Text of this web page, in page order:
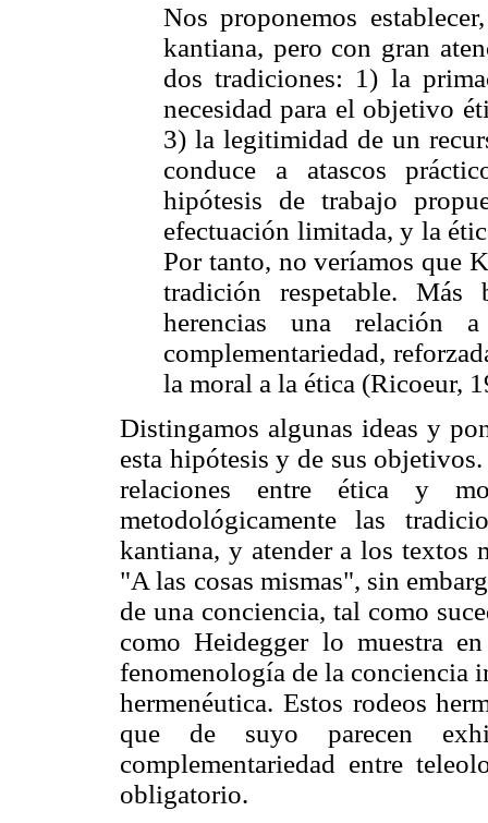
Nos proponemos
kantiana, pero con gran
dos tradiciones: 1) la
necesidad para el objetivo
3) la legitimidad de un
conduce a atascos
hipótesis de trabajo
efectuación limitada, y la
Por tanto, no veríamos que
tradición respetable. Más
herencias una
complementariedad,
la moral a la ética (Ricoeur,
Distingamos algunas ideas y
esta hipótesis y de sus
relaciones entre ética y
metodológicamente las
kantiana, y atender a los textos
"A las cosas mismas", sin
de una conciencia, tal como
como Heidegger lo muestra
fenomenología de la conciencia
hermenéutica. Estos rodeos
que de suyo parecen
complementariedad entre
obligatorio.